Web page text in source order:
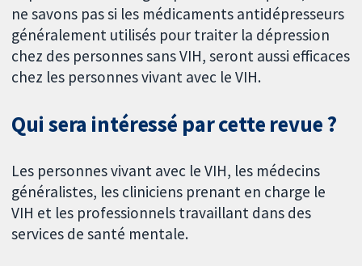
ne savons pas si les médicaments antidépresseurs
généralement utilisés pour traiter la dépression
chez des personnes sans VIH, seront aussi efficaces
chez les personnes vivant avec le VIH.
Qui sera intéressé par cette revue ?
Les personnes vivant avec le VIH, les médecins
généralistes, les cliniciens prenant en charge le
VIH et les professionnels travaillant dans des
services de santé mentale.